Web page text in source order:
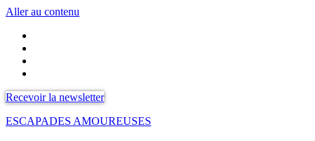
Aller au contenu
Recevoir la newsletter
ESCAPADES AMOUREUSES